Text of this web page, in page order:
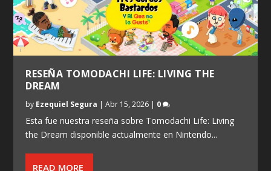
RESEÑA TOMODACHI LIFE: LIVING THE
DREAM
by Ezequiel Segura |Abr 15, 2026 | 0
Esta fue nuestra reseña sobre Tomodachi Life: Living
the Dream disponible actualmente en Nintendo...
READ MORE